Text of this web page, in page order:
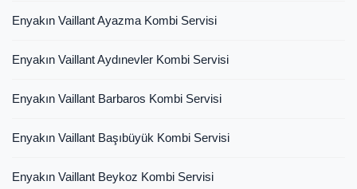
Enyakın Vaillant Ayazma Kombi Servisi
Enyakın Vaillant Aydınevler Kombi Servisi
Enyakın Vaillant Barbaros Kombi Servisi
Enyakın Vaillant Başıbüyük Kombi Servisi
Enyakın Vaillant Beykoz Kombi Servisi